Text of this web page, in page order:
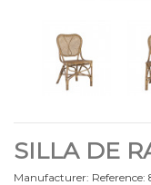
SILLA DE
Manufacturer: Reference: